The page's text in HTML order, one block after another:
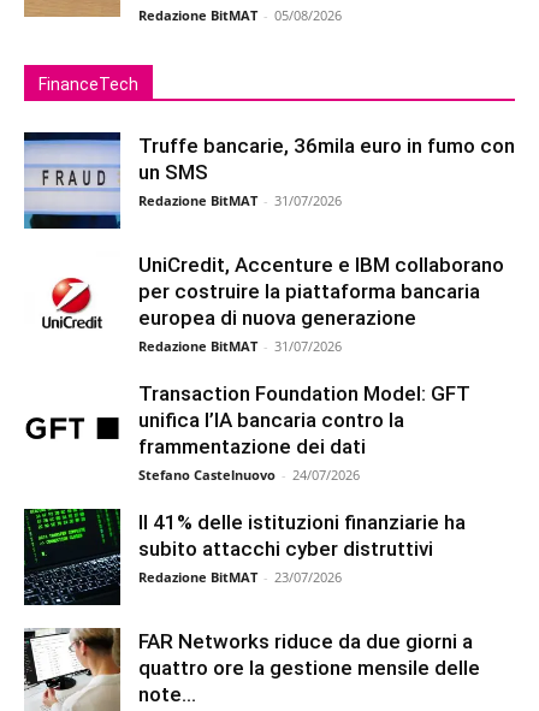
Redazione BitMAT - 05/08/2026
FinanceTech
Truffe bancarie, 36mila euro in fumo con
un SMS
Redazione BitMAT - 31/07/2026
UniCredit, Accenture e IBM collaborano
per costruire la piattaforma bancaria
europea di nuova generazione
Redazione BitMAT - 31/07/2026
Transaction Foundation Model: GFT
unifica l’IA bancaria contro la
frammentazione dei dati
Stefano Castelnuovo - 24/07/2026
Il 41% delle istituzioni finanziarie ha
subito attacchi cyber distruttivi
Redazione BitMAT - 23/07/2026
FAR Networks riduce da due giorni a
quattro ore la gestione mensile delle
note...